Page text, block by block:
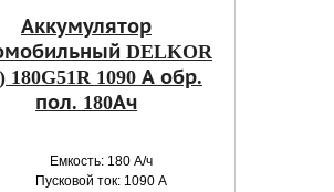
Аккумулятор
DELKOR
180G51R 1090 А обр.
пол. 180Ач
Емкость: 180 А/ч
Пусковой ток: 1090 А